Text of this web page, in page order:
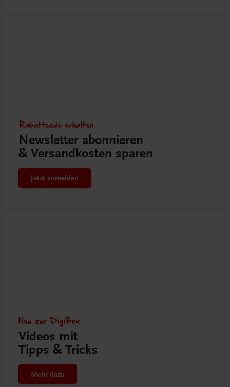
Rabattcode erhalten
Newsletter abonnieren
& Versandkosten sparen
Jetzt anmelden
Neu zur DigiBox
Videos mit
Tipps & Tricks
Mehr dazu